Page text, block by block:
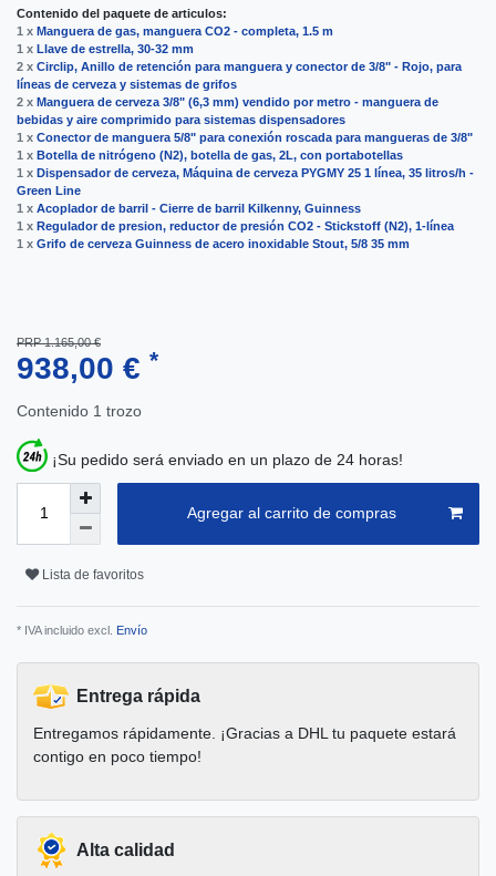
Contenido del paquete de articulos:
1 x Manguera de gas, manguera CO2 - completa, 1.5 m
1 x Llave de estrella, 30-32 mm
2 x Circlip, Anillo de retención para manguera y conector de 3/8" - Rojo, para
líneas de cerveza y sistemas de grifos
2 x Manguera de cerveza 3/8" (6,3 mm) vendido por metro - manguera de
bebidas y aire comprimido para sistemas dispensadores
1 x Conector de manguera 5/8" para conexión roscada para mangueras de 3/8"
1 x Botella de nitrógeno (N2), botella de gas, 2L, con portabotellas
1 x Dispensador de cerveza, Máquina de cerveza PYGMY 25 1 línea, 35 litros/h -
Green Line
1 x Acoplador de barril - Cierre de barril Kilkenny, Guinness
1 x Regulador de presion, reductor de presión CO2 - Stickstoff (N2), 1-línea
1 x Grifo de cerveza Guinness de acero inoxidable Stout, 5/8 35 mm
PRP 1.165,00 €
938,00 € *
Contenido 1 trozo
¡Su pedido será enviado en un plazo de 24 horas!
Agregar al carrito de compras
Lista de favoritos
* IVA incluido excl. Envío
Entrega rápida
Entregamos rápidamente. ¡Gracias a DHL tu paquete estará
contigo en poco tiempo!
Alta calidad